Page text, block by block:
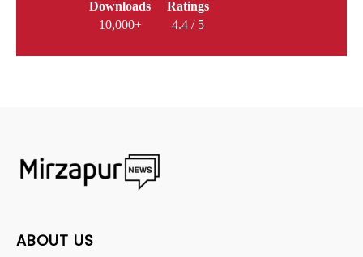
Downloads
10,000+
Ratings
4.4 / 5
ABOUT US